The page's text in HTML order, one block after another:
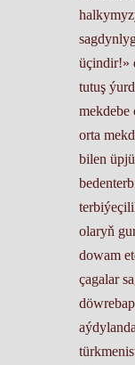
üçindir!»
tutuş
mekdebe
orta
bilen
olaryň
dowam
çagalar